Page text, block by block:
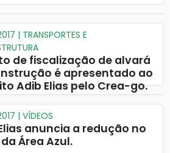
| TRANSPORTES E
de fiscalização de alvará
é apresentado ao
Adib Elias pelo Crea-go.
| VÍDEOS
anuncia a redução no
Área Azul.